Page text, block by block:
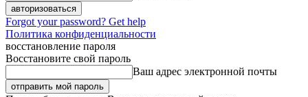
Forgot your password? Get help
Политика конфиденциальности
восстановление пароля
Восстановите свой пароль
Ваш адрес электронной почты